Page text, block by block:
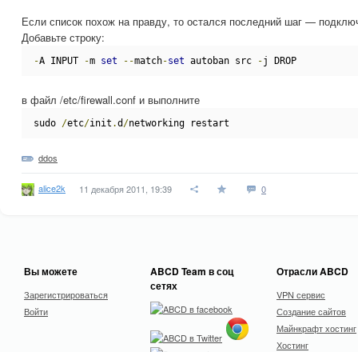
Если список похож на правду, то остался последний шаг —
Добавьте строку:
-A INPUT -m set --match-set autoban src -j DROP
в файл /etc/firewall.conf и выполните
sudo /etc/init .d /networking restart
ddos
alice2k 11 декабря 2011, 19:39 0
Вы можете
Зарегистрироваться
Войти
ABCD Team в соц
сетях
Отрасли ABCD
VPN сервис
Создание сайтов
Майнкрафт хостинг
Хостинг